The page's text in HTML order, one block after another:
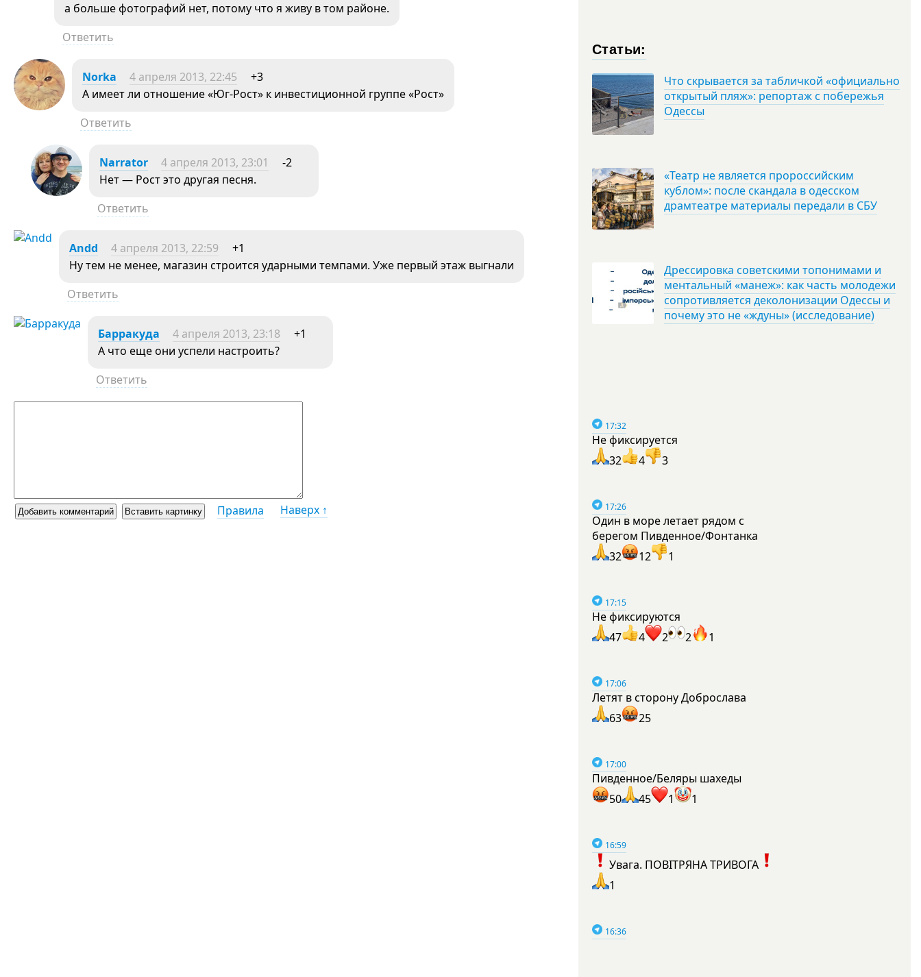
а больше фотографий нет, потому что я живу в том районе.
Ответить
Norka 4 апреля 2013, 22:45
+3
А имеет ли отношение «Юг-Рост» к инвестиционной группе «Рост»
Ответить
Narrator 4 апреля 2013, 23:01
-2
Нет — Рост это другая песня.
Ответить
Andd 4 апреля 2013, 22:59
+1
Ну тем не менее, магазин строится ударными темпами. Уже первый этаж выгнали
Ответить
Барракуда 4 апреля 2013, 23:18
+1
А что еще они успели настроить?
Ответить
Правила Наверх ↑
Статьи:
Что скрывается за табличкой «официально
открытый пляж»: репортаж с побережья
Одессы
«Театр не является пророссийским
кублом»: после скандала в одесском
драмтеатре материалы передали в СБУ
Дрессировка советскими топонимами и
ментальный «манеж»: как часть молодежи
сопротивляется деколонизации Одессы и
почему это не «ждуны» (исследование)
17:32
Не фиксируется
32
4 3
17:26
Один в море летает рядом с
берегом Пивденное/Фонтанка
32
12 1
17:15
Не фиксируются
47
4 2 2 1
17:06
Летят в сторону Доброслава
63
25
17:00
Пивденное/Беляры шахеды
50
45 1 1
16:59
Увага. ПОВІТРЯНА ТРИВОГА
1
16:36